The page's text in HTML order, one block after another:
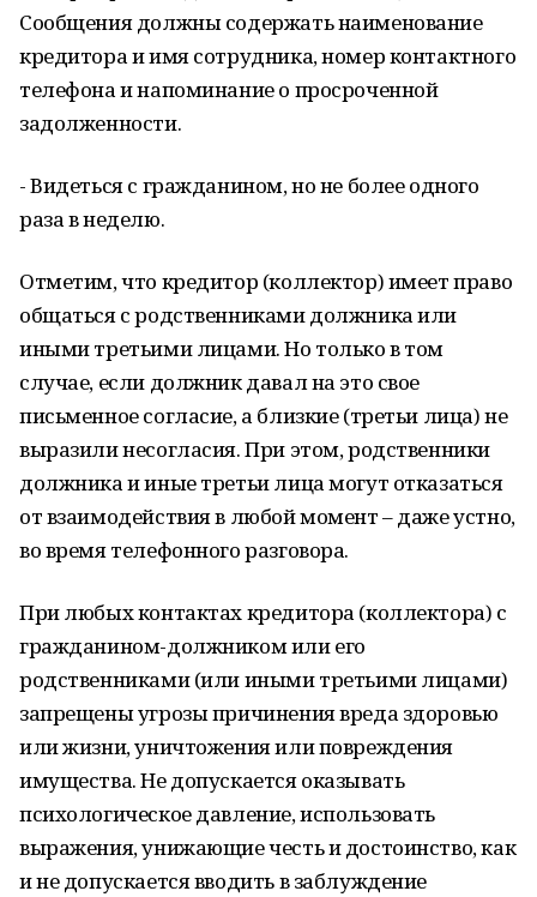
Сообщения должны содержать наименование
кредитора и имя сотрудника, номер контактного
телефона и напоминание о просроченной
задолженности.
- Видеться с гражданином, но не более одного
раза в неделю.
Отметим, что кредитор (коллектор) имеет право
общаться с родственниками должника или
иными третьими лицами. Но только в том
случае, если должник давал на это свое
письменное согласие, а близкие (третьи лица) не
выразили несогласия. При этом, родственники
должника и иные третьи лица могут отказаться
от взаимодействия в любой момент – даже устно,
во время телефонного разговора.
При любых контактах кредитора (коллектора) с
гражданином-должником или его
родственниками (или иными третьими лицами)
запрещены угрозы причинения вреда здоровью
или жизни, уничтожения или повреждения
имущества. Не допускается оказывать
психологическое давление, использовать
выражения, унижающие честь и достоинство, как
и не допускается вводить в заблуждение